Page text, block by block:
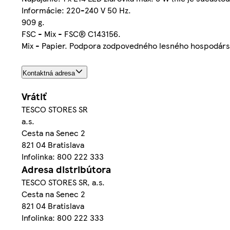
Informácie: 220-240 V 50 Hz.
909 g.
FSC - Mix - FSC® C143156.
Mix - Papier. Podpora zodpovedného lesného
Kontaktná adresa
Vrátiť
TESCO STORES SR
a.s.
Cesta na Senec 2
821 04 Bratislava
Infolinka: 800 222 333
Adresa distribútora
TESCO STORES SR, a.s.
Cesta na Senec 2
821 04 Bratislava
Infolinka: 800 222 333